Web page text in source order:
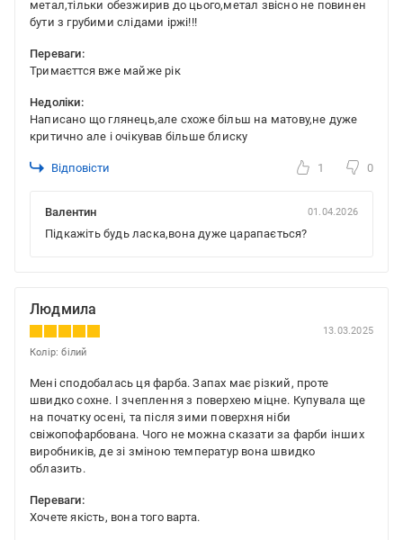
метал,тільки обезжирив до цього,метал звісно не повинен
бути з грубими слідами іржі!!!
Переваги:
Тримаєттся вже майже рік
Недоліки:
Написано що глянець,але схоже більш на матову,не дуже
критично але і очікував більше блиску
Відповісти 1 0
Валентин 01.04.2026
Підкажіть будь ласка,вона дуже царапається?
Людмила
13.03.2025
Колір: білий
Мені сподобалась ця фарба. Запах має різкий, проте
швидко сохне. І зчеплення з поверхею міцне. Купувала ще
на початку осені, та після зими поверхня ніби
свіжопофарбована. Чого не можна сказати за фарби інших
виробників, де зі зміною температур вона швидко
облазить.
Переваги:
Хочете якість, вона того варта.